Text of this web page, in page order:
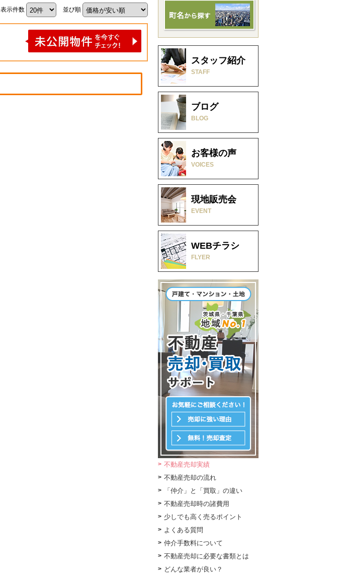
表示件数 並び順
スタッフ紹介
STAFF
ブログ
BLOG
お客様の声
VOICES
現地販売会
EVENT
WEBチラシ
FLYER
不動産売却実績
不動産売却の流れ
「仲介」と「買取」の違い
不動産売却時の諸費用
少しでも高く売るポイント
よくある質問
仲介手数料について
不動産売却に必要な書類とは
どんな業者が良い？